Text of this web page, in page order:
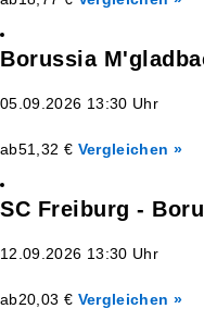
Borussia
05.09.2026 13:30 Uhr
ab51,32 € Vergleichen »
SC Freiburg -
12.09.2026 13:30 Uhr
ab20,03 € Vergleichen »